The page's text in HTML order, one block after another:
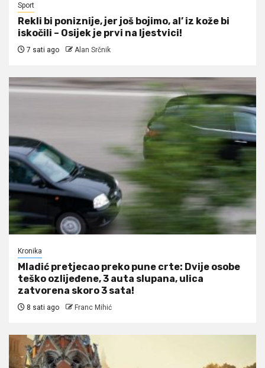
Sport
Rekli bi poniznije, jer još bojimo, al’ iz kože bi
iskočili – Osijek je prvi na ljestvici!
7 sati ago Alan Srčnik
Kronika
Mladić pretjecao preko pune crte: Dvije osobe
teško ozlijeđene, 3 auta slupana, ulica
zatvorena skoro 3 sata!
8 sati ago Franc Mihić